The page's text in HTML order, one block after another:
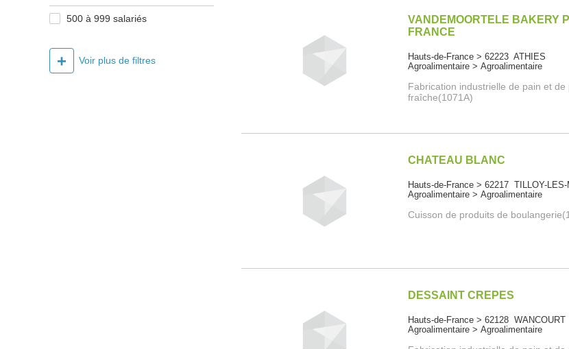
500 à 999 salariés
+ Voir plus de filtres
VANDEMOORTELE BAKERY
FRANCE
Hauts-de-France > 62223 ATHIES
Agroalimentaire > Agroalimentaire
Fabrication industrielle de pain et de
fraîche(1071A)
CHATEAU BLANC
Hauts-de-France > 62217 TILLOY-
Agroalimentaire > Agroalimentaire
Cuisson de produits de
DESSAINT CREPES
Hauts-de-France > 62128 WANCOURT
Agroalimentaire > Agroalimentaire